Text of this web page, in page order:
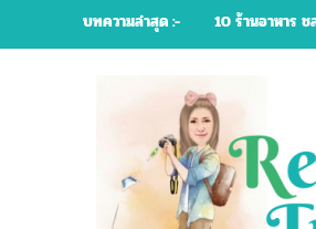
บทความล่าสุด :- คนละครึ่ง 25 ร้า